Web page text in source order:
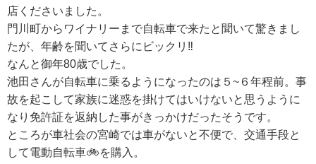
店くださいました。
門川町からワイナリーまで自転車で来たと聞いて驚きまし
たが、年齢を聞いてさらにビックリ‼
なんと御年80歳でした。
池田さんが自転車に乗るようになったのは５~６年程前。事
故を起こして家族に迷惑を掛けてはいけないと思うように
なり免許証を返納した事がきっかけだったそうです。
ところが車社会の宮崎では車がないと不便で、交通手段と
して電動自転車🚲を購入。